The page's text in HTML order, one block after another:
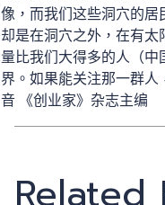
像，而我们这些洞穴的居
却是在洞穴之外，在有
量比我们大得多的人（
界。如果能关注那一群
音 《创业家》杂志主编
Related